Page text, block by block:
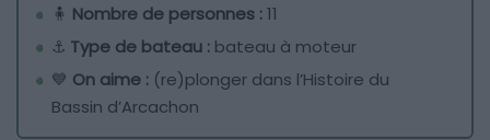
🧍 Nombre de personnes :11
⚓ Type de bateau : bateau à moteur
💙 On aime : (re)plonger dans l’Histoire du
Bassin d’Arcachon